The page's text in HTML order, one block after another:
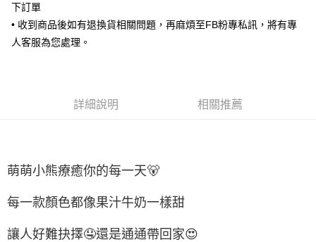
每筆NT$65，滿NT$688(含以上)免運費
付款後全家取貨
每筆NT$65，滿NT$688(含以上)免運費
宅配
每筆NT$125，滿NT$1,500(含以上)免運費
下訂單
• 收到商品後如有退換貨相關問題，再麻煩至FB粉專私訊，將有專
人客服為您處理。
詳細說明 相關推薦
萌萌小熊療癒你的每一天🐻
每一款顏色都像果汁牛奶一樣甜
讓人好難抉擇🤤還是通通帶回家😍